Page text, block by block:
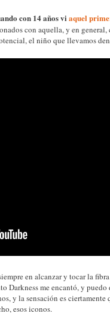
con 14 años viaquel
con aquella, y en
el niño que llevamos
en alcanzar y tocar la
Darkness me encantó, y
y la sensación es ciertamente
esos iconos.